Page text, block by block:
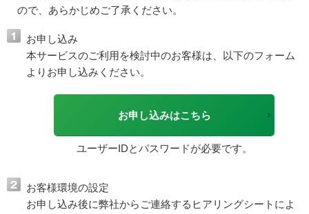
ので、あらかじめご了承ください。
お申し込み
本サービスのご利用を検討中のお客様は、以下のフォーム
よりお申し込みください。
お申し込みはこちら
ユーザーIDとパスワードが必要です。
お客様環境の設定
お申し込み後に弊社からご連絡するヒアリングシートによ